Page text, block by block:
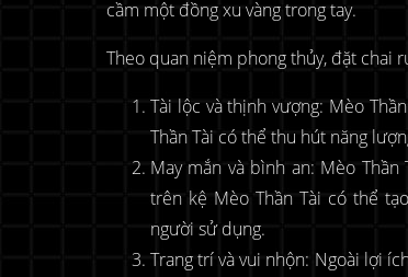
cầm một đồng xu vàng trong tay.
Theo quan niệm phong thủy, đặt chai
Tài lộc và thịnh vượng: Mèo
Thần Tài có thể thu hút năng
May mắn và bình an: Mèo
trên kệ Mèo Thần Tài có thể
người sử dụng.
Trang trí và vui nhộn: Ngoài lợi